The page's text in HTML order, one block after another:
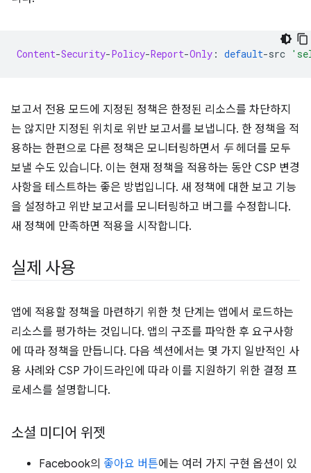
Content-Security-Policy-Report-Only : default-src
보고서 전용 모드에 지정된 정책은 한정된 리소스를 차단하지
는 않지만 지정된 위치로 위반 보고서를 보냅니다. 한 정책을 적
용하는 한편으로 다른 정책은 모니터링하면서 두 헤더를 모두
보낼 수도 있습니다. 이는 현재 정책을 적용하는 동안 CSP 변경
사항을 테스트하는 좋은 방법입니다. 새 정책에 대한 보고 기능
을 설정하고 위반 보고서를 모니터링하고 버그를 수정합니다.
새 정책에 만족하면 적용을 시작합니다.
실제 사용
앱에 적용할 정책을 마련하기 위한 첫 단계는 앱에서 로드하는
리소스를 평가하는 것입니다. 앱의 구조를 파악한 후 요구사항
에 따라 정책을 만듭니다. 다음 섹션에서는 몇 가지 일반적인 사
용 사례와 CSP 가이드라인에 따라 이를 지원하기 위한 결정 프
로세스를 설명합니다.
소셜 미디어 위젯
Facebook의 좋아요 버튼에는 여러 가지 구현 옵션이 있